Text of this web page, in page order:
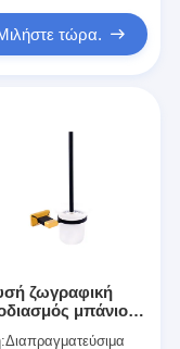
τώρα.
ζωγραφική
μπάνιου
Διαπραγματεύσιμα